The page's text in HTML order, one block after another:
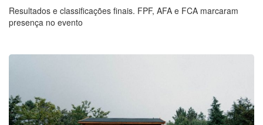
Resultados e classificações finais. FPF, AFA e FCA marcaram
presença no evento